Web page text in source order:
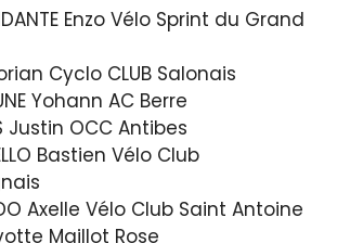
Enzo Vélo Sprint du Grand
Cyclo CLUB Salonais
Yohann AC Berre
Justin OCC Antibes
Bastien Vélo Club
Axelle Vélo Club Saint Antoine
Maillot Rose